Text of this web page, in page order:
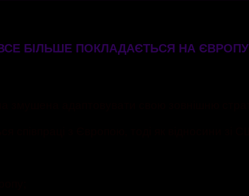
БІЛЬШЕ ПОКЛАДАЄТЬСЯ НА ЄВРОПУ